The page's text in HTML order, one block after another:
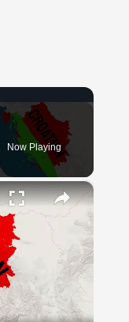
Now Playing
×